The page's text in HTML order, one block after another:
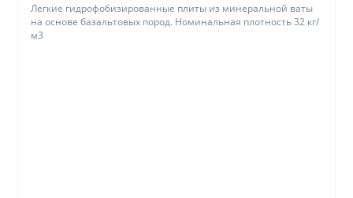
Легкие гидрофобизированные плиты из минеральной ваты
на основе базальтовых пород. Номинальная плотность 32 кг/
м3